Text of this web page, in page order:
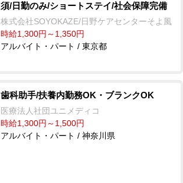
須/日勤のみ/ショートステイ/社会保障完備
株式会社SOYOKAZE/日野ケアセンターそよ風
時給1,300円～1,350円
アルバイト・パート / 東京都
歯科助手/扶養内勤務OK・ブランクOK
医療法人社団ユニメディコ
時給1,300円～1,500円
アルバイト・パート / 神奈川県